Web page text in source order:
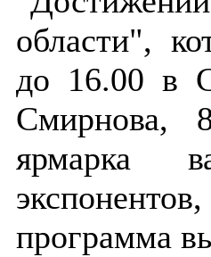
области",
до 16.00 в
Смирнова,
ярмарка
программа